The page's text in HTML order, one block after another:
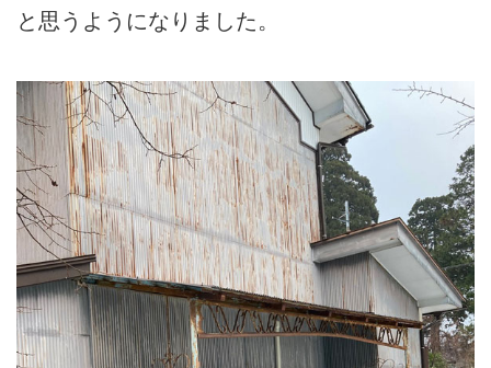
と思うようになりました。